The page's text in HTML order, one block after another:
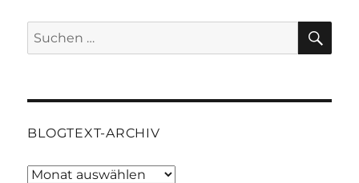
Suchen
nach:
BLOGTEXT-ARCHIV
Blogtext-